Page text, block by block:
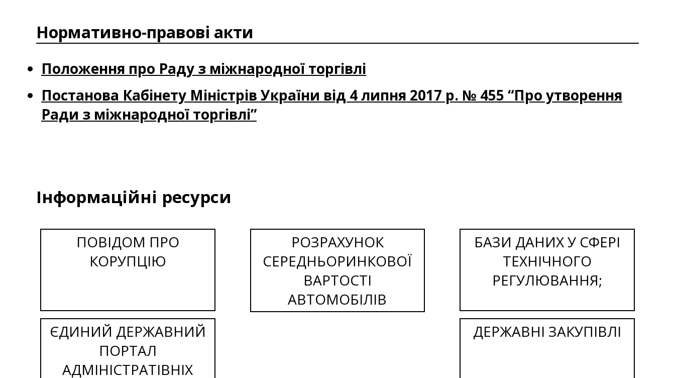
Нормативно-правові акти
Положення про Раду з міжнародної торгівлі
Постанова Кабінету Міністрів України від 4 липня 2017 р. № 455 “Про утворення
Ради з міжнародної торгівлі”
Інформаційні ресурси
ПОВІДОМ ПРО
КОРУПЦІЮ
РОЗРАХУНОК
СЕРЕДНЬОРИНКОВОЇ
ВАРТОСТІ
АВТОМОБІЛІВ
БАЗИ ДАНИХ У СФЕРІ
ТЕХНІЧНОГО
РЕГУЛЮВАННЯ;
ЄДИНИЙ ДЕРЖАВНИЙ
ПОРТАЛ
АДМІНІСТРАТІВНІХ
ДЕРЖАВНІ ЗАКУПІВЛІ